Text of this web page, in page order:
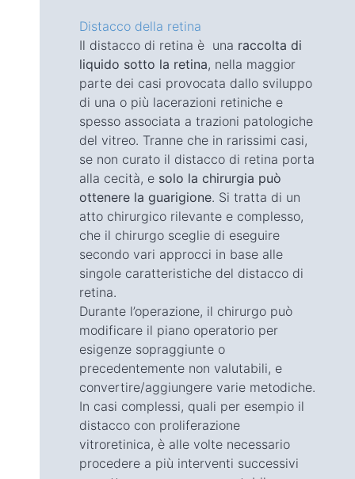
Distacco della retina
Il distacco di retina è una raccolta di
liquido sotto la retina, nella maggior
parte dei casi provocata dallo sviluppo
di una o più lacerazioni retiniche e
spesso associata a trazioni patologiche
del vitreo. Tranne che in rarissimi casi,
se non curato il distacco di retina porta
alla cecità, e solo la chirurgia può
ottenere la guarigione. Si tratta di un
atto chirurgico rilevante e complesso,
che il chirurgo sceglie di eseguire
secondo vari approcci in base alle
singole caratteristiche del distacco di
retina.
Durante l’operazione, il chirurgo può
modificare il piano operatorio per
esigenze sopraggiunte o
precedentemente non valutabili, e
convertire/aggiungere varie metodiche.
In casi complessi, quali per esempio il
distacco con proliferazione
vitroretinica, è alle volte necessario
procedere a più interventi successivi